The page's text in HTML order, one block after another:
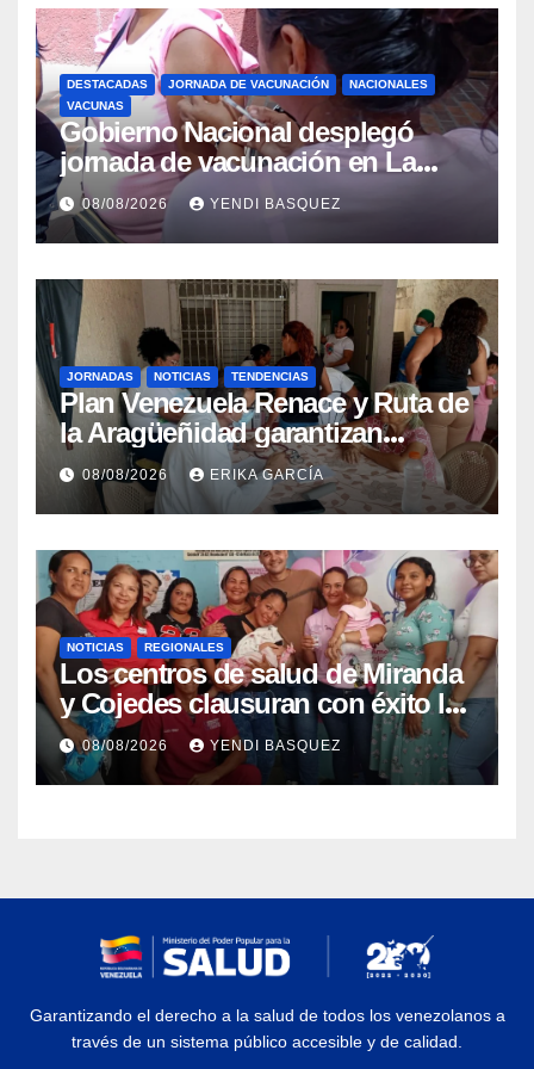
DESTACADAS JORNADA DE VACUNACIÓN
NACIONALES
VACUNAS
Gobierno Nacional desplegó
jornada de vacunación en La
Guaira para garantizar protección
epidemiológica
08/08/2026 YENDI BASQUEZ
JORNADAS NOTICIAS TENDENCIAS
Plan Venezuela Renace y Ruta de
la Aragüeñidad garantizan
atención médica integral en
Aragua
08/08/2026 ERIKA GARCÍA
NOTICIAS REGIONALES
Los centros de salud de Miranda
y Cojedes clausuran con éxito la
Semana Mundial de la Lactancia
Materna
08/08/2026 YENDI BASQUEZ
Garantizando el derecho a la salud de todos los venezolanos a
través de un sistema público accesible y de calidad.